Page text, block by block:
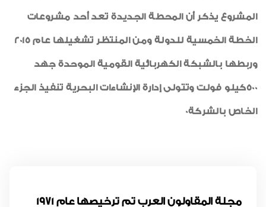
المشروع يذكر أن المحطة الجديدة تعد أحد مشروعات
الخطة الخمسية للدولة ومن المنتظر تشغيلها عام 2015
وربطها بالشبكة الكهربائية القومية الموحدة جهد
500كيلو فولت وتتولى إدارة الإنشاءات البحرية تنفيذ الجزء
الخاص بالشركة0
مجلة المقاولون العرب تم ترخيصها عام 1971